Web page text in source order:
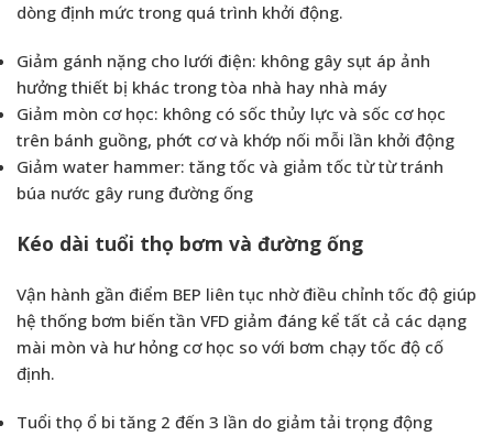
dòng định mức trong quá trình khởi động.
Giảm gánh nặng cho lưới điện: không gây sụt áp ảnh
hưởng thiết bị khác trong tòa nhà hay nhà máy
Giảm mòn cơ học: không có sốc thủy lực và sốc cơ học
trên bánh guồng, phớt cơ và khớp nối mỗi lần khởi động
Giảm water hammer: tăng tốc và giảm tốc từ từ tránh
búa nước gây rung đường ống
Kéo dài tuổi thọ bơm và đường ống
Vận hành gần điểm BEP liên tục nhờ điều chỉnh tốc độ giúp
hệ thống bơm biến tần VFD giảm đáng kể tất cả các dạng
mài mòn và hư hỏng cơ học so với bơm chạy tốc độ cố
định.
Tuổi thọ ổ bi tăng 2 đến 3 lần do giảm tải trọng động